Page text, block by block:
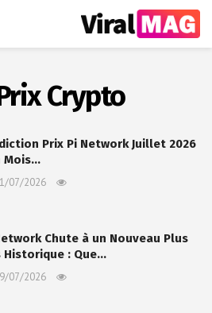
Crypto
Prix Pi Network Juillet 2026
Mois…
07/2026
Chute à un Nouveau Plus
Historique : Que…
07/2026